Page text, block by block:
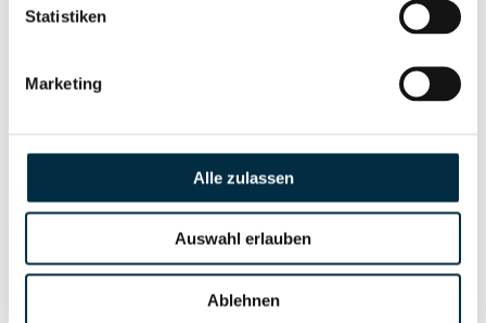
Statistiken
Marketing
Alle zulassen
Auswahl erlauben
Ablehnen
Unternehmensnetzwerk
Unternehmensprofil
Berechtigten Pfad
anfragen
Risikoinformationen